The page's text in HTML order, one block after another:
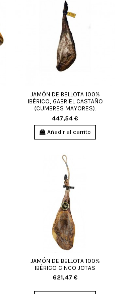
JAMÓN DE BELLOTA 100%
IBÉRICO, GABRIEL CASTAÑO
(CUMBRES MAYORES).
447,54 €
Añadir al carrito
JAMÓN DE BELLOTA 100%
IBÉRICO CINCO JOTAS
621,47 €